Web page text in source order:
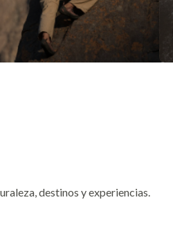
destinos y experiencias.